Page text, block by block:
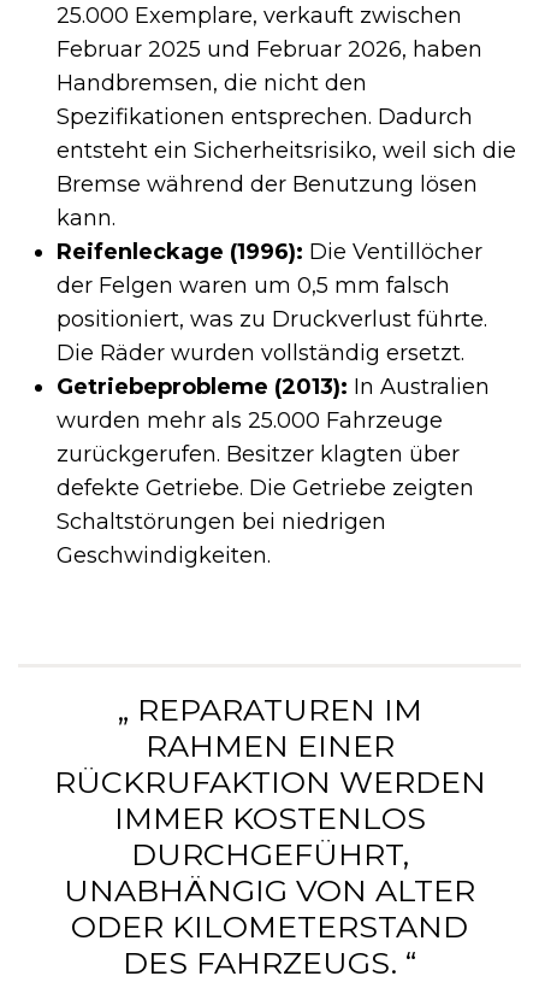
25.000 Exemplare, verkauft zwischen
Februar 2025 und Februar 2026, haben
Handbremsen, die nicht den
Spezifikationen entsprechen. Dadurch
entsteht ein Sicherheitsrisiko, weil sich die
Bremse während der Benutzung lösen
kann.
Reifenleckage (1996): Die Ventillöcher
der Felgen waren um 0,5 mm falsch
positioniert, was zu Druckverlust führte.
Die Räder wurden vollständig ersetzt.
Getriebeprobleme (2013): In Australien
wurden mehr als 25.000 Fahrzeuge
zurückgerufen. Besitzer klagten über
defekte Getriebe. Die Getriebe zeigten
Schaltstörungen bei niedrigen
Geschwindigkeiten.
„ REPARATUREN IM
RAHMEN EINER
RÜCKRUFAKTION WERDEN
IMMER KOSTENLOS
DURCHGEFÜHRT,
UNABHÄNGIG VON ALTER
ODER KILOMETERSTAND
DES FAHRZEUGS. “